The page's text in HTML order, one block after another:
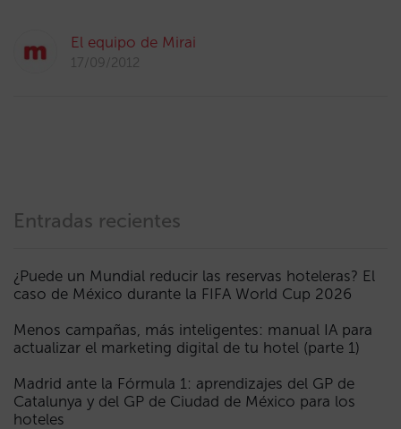
El equipo de Mirai
17/09/2012
Entradas recientes
¿Puede un Mundial reducir las reservas hoteleras? El
caso de México durante la FIFA World Cup 2026
Menos campañas, más inteligentes: manual IA para
actualizar el marketing digital de tu hotel (parte 1)
Madrid ante la Fórmula 1: aprendizajes del GP de
Catalunya y del GP de Ciudad de México para los
hoteles